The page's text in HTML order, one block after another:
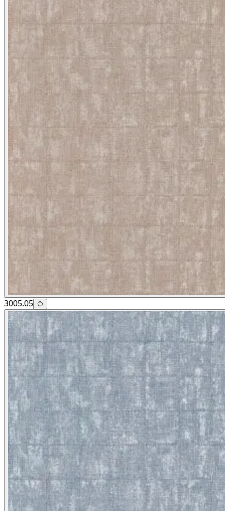
3005.05